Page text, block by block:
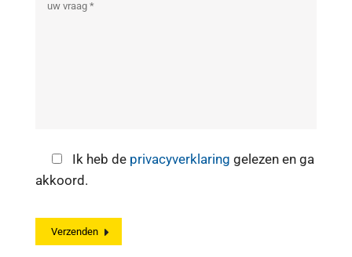
Ik heb de privacyverklaring gelezen en ga
akkoord.